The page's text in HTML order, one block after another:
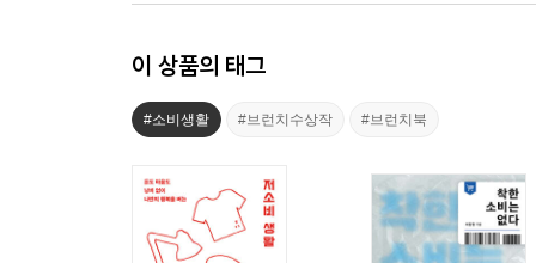
이 상품의 태그
#소비생활 #브런치수상작 #브런치북